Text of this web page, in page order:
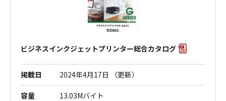
ビジネスインクジェットプリンター総合カタログ
掲載日 2024年4月17日 （更新）
容量 13.03Mバイト